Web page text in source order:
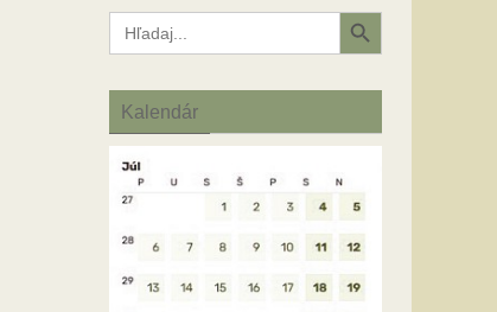
Search
for:
Search Button
Kalendár